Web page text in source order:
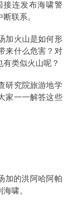
接连发布海啸警
联系。
加火山是如何形
来什么危害？对
类似火山呢？
研究院旅游地学
家一一解答这些
加的洪阿哈阿帕
啸。